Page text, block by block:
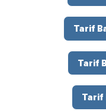
Tarif
Tarif
Tarif